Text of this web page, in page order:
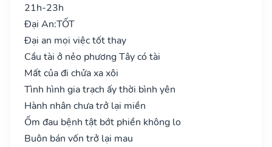
21h-23h
Đại An:TỐT
Đại an mọi việc tốt thay
Cầu tài ở nẻo phương Tây có tài
Mất của đi chửa xa xôi
Tình hình gia trạch ấy thời bình yên
Hành nhân chưa trở lại miền
Ốm đau bệnh tật bớt phiền không lo
Buôn bán vốn trở lại mau